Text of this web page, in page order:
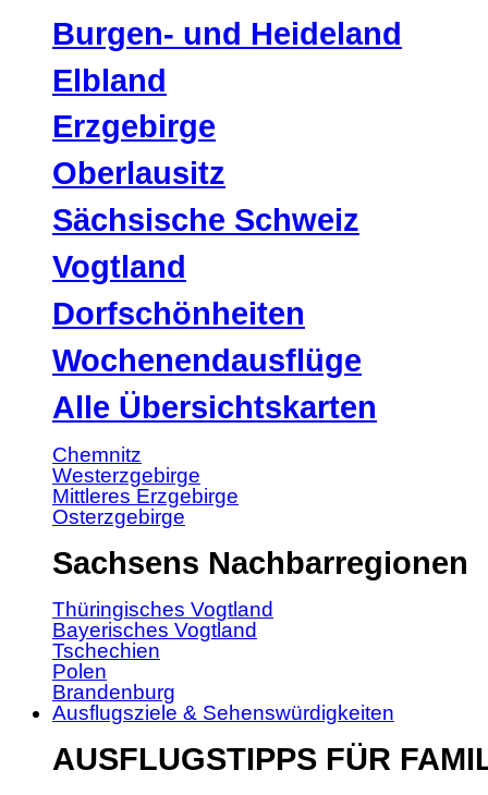
Burgen- und Heideland
Elbland
Erzgebirge
Oberlausitz
Sächsische Schweiz
Vogtland
Dorfschönheiten
Wochenendausflüge
Alle Übersichtskarten
Chemnitz
Westerzgebirge
Mittleres Erzgebirge
Osterzgebirge
Sachsens Nachbarregionen
Thüringisches Vogtland
Bayerisches Vogtland
Tschechien
Polen
Brandenburg
Ausflugsziele & Sehenswürdigkeiten
AUSFLUGSTIPPS FÜR